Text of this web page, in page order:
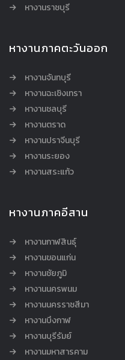
หางานราชบุรี
หางานภาคตะวันออก
หางานจันทบุรี
หางานฉะเชิงเทรา
หางานชลบุรี
หางานตราด
หางานปราจีนบุรี
หางานระยอง
หางานสระแก้ว
หางานภาคอีสาน
หางานกาฬสินธุ์
หางานขอนแก่น
หางานชัยภูมิ
หางานนครพนม
หางานนครราชสีมา
หางานบึงกาฬ
หางานบุรีรัมย์
หางานมหาสารคาม